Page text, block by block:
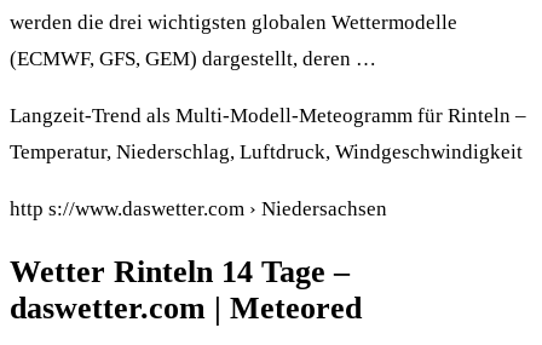
werden die drei wichtigsten globalen Wettermodelle
(ECMWF, GFS, GEM) dargestellt, deren …
Langzeit-Trend als Multi-Modell-Meteogramm für Rinteln –
Temperatur, Niederschlag, Luftdruck, Windgeschwindigkeit
http s://www.daswetter.com › Niedersachsen
Wetter Rinteln 14 Tage –
daswetter.com | Meteored